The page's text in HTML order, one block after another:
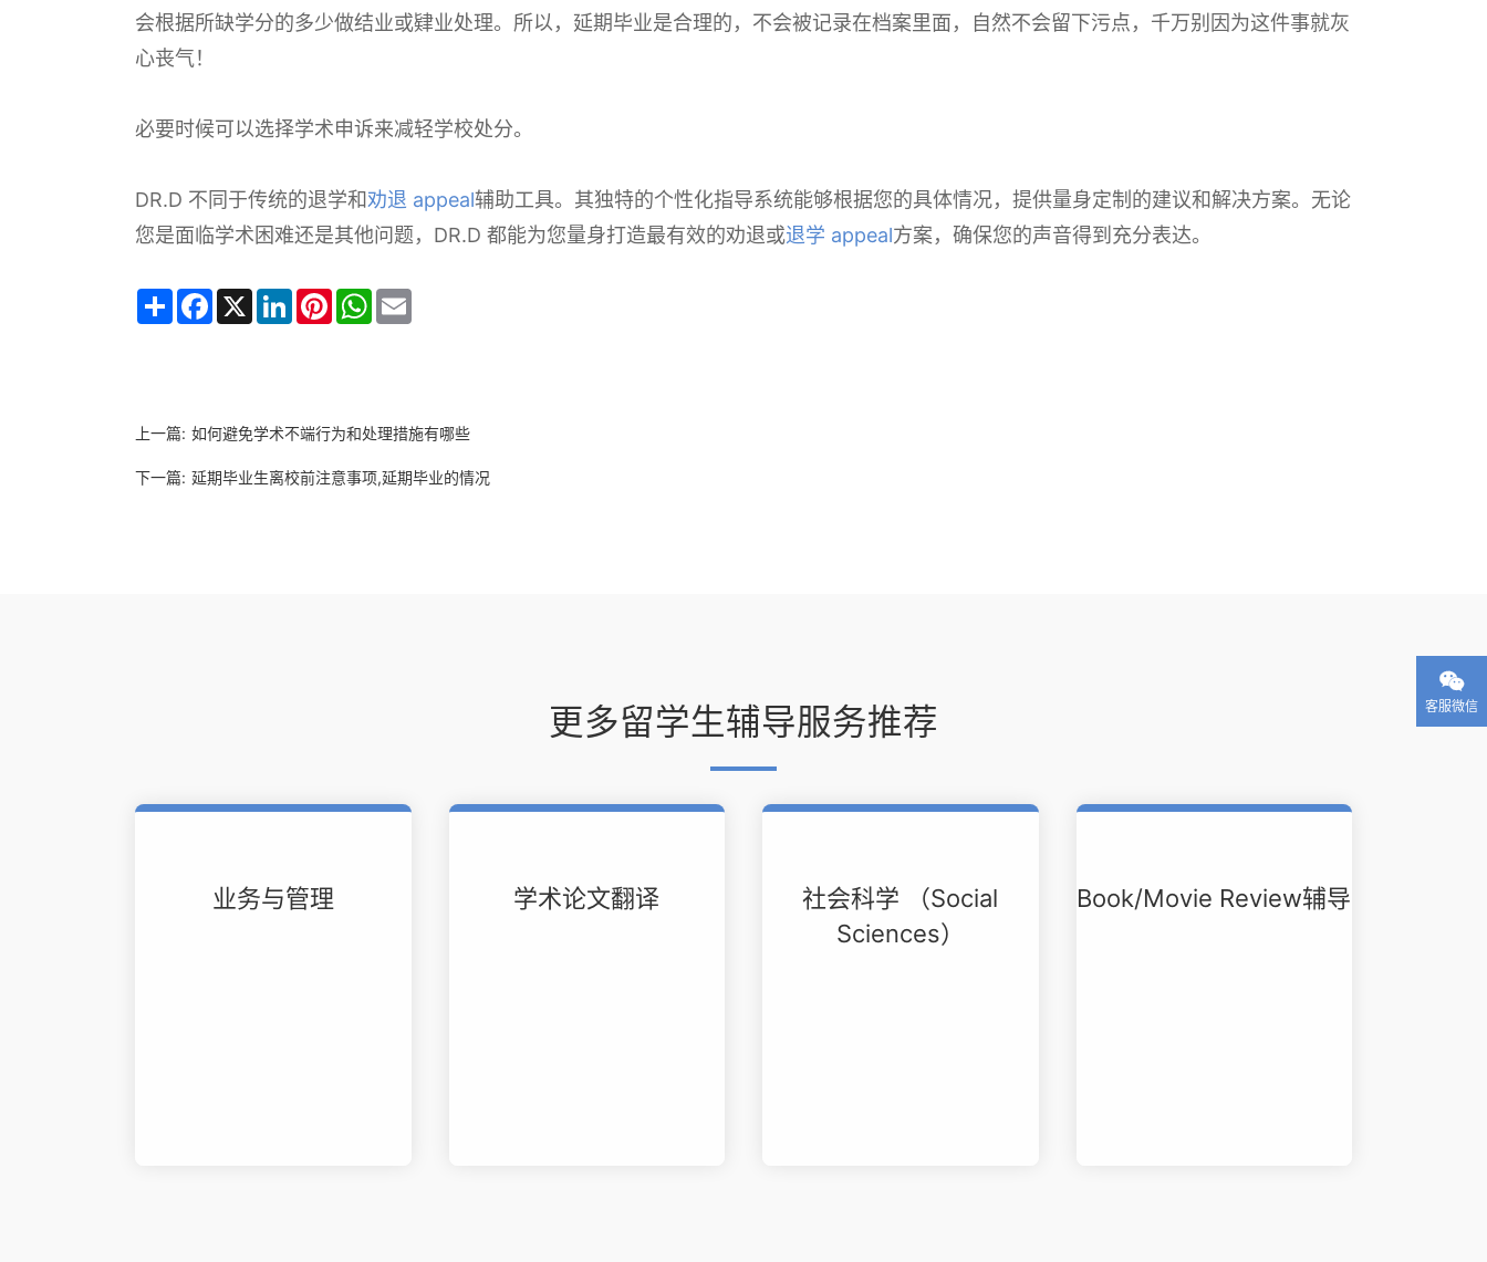
会根据所缺学分的多少做结业或肄业处理。所以，延期毕业是合理的，不会被记录在档案里面，自然不会留下污点，千万别因为这件事就灰
心丧气！
必要时候可以选择学术申诉来减轻学校处分。
DR.D 不同于传统的退学和劝退 appeal辅助工具。其独特的个性化指导系统能够根据您的具体情况，提供量身定制的建议和解决方案。无论
您是面临学术困难还是其他问题，DR.D 都能为您量身打造最有效的劝退或退学 appeal方案，确保您的声音得到充分表达。
Share Facebook
X LinkedInPinterestWhatsApp
上一篇: 如何避免学术不端行为和处理措施有哪些
下一篇: 延期毕业生离校前注意事项,延期毕业的情况
更多留学生辅导服务推荐
业务与管理 学术论文翻译
社会科学 （Social
Sciences）
Book/Movie Review辅导

客服微信